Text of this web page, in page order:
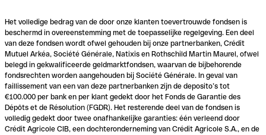
Het volledige bedrag van de door onze klanten toevertrouwde fondsen is
beschermd in overeenstemming met de toepasselijke regelgeving. Een deel
van deze fondsen wordt ofwel gehouden bij onze partnerbanken, Crédit
Mutuel Arkéa, Société Générale, Natixis en Rothschild Martin Maurel, ofwel
belegd in gekwalificeerde geldmarktfondsen, waarvan de bijbehorende
fondsrechten worden aangehouden bij Société Générale. In geval van
faillissement van een van deze partnerbanken zijn de deposito’s tot
€100.000 per bank en per klant gedekt door het Fonds de Garantie des
Dépôts et de Résolution (FGDR). Het resterende deel van de fondsen is
volledig gedekt door twee onafhankelijke garanties: één verleend door
Crédit Agricole CIB, een dochteronderneming van Crédit Agricole S.A., en de